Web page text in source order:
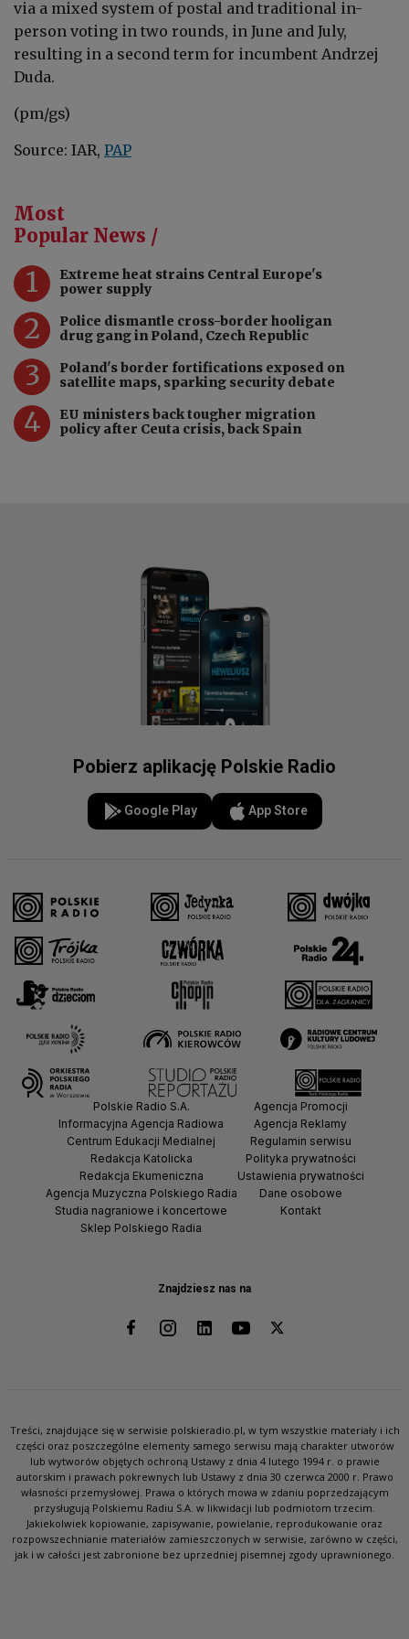
via a mixed system of postal and traditional in-
person voting in two rounds, in June and July,
resulting in a second term for incumbent Andrzej
Duda.
(pm/gs)
Source: IAR, PAP
Most
Popular News /
1
Extreme heat strains Central Europe's
power supply
2
Police dismantle cross-border hooligan
drug gang in Poland, Czech Republic
3
Poland's border fortifications exposed on
satellite maps, sparking security debate
4
EU ministers back tougher migration
policy after Ceuta crisis, back Spain
Pobierz aplikację Polskie Radio
Google Play App Store
Znajdziesz nas na
Polskie Radio S.A.
Informacyjna Agencja Radiowa
Centrum Edukacji Medialnej
Redakcja Katolicka
Redakcja Ekumeniczna
Agencja Muzyczna Polskiego Radia
Studia nagraniowe i koncertowe
Sklep Polskiego Radia
Agencja Promocji
Agencja Reklamy
Regulamin serwisu
Polityka prywatności
Ustawienia prywatności
Dane osobowe
Kontakt
Treści, znajdujące się w serwisie polskieradio.pl, w tym wszystkie materiały i ich
części oraz poszczególne elementy samego serwisu mają charakter utworów
lub wytworów objętych ochroną Ustawy z dnia 4 lutego 1994 r. o prawie
autorskim i prawach pokrewnych lub Ustawy z dnia 30 czerwca 2000 r. Prawo
własności przemysłowej. Prawa o których mowa w zdaniu poprzedzającym
przysługują Polskiemu Radiu S.A. w likwidacji lub podmiotom trzecim.
Jakiekolwiek kopiowanie, zapisywanie, powielanie, reprodukowanie oraz
rozpowszechnianie materiałów zamieszczonych w serwisie, zarówno w części,
jak i w całości jest zabronione bez uprzedniej pisemnej zgody uprawnionego.